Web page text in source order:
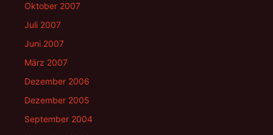
Oktober 2007
Juli 2007
Juni 2007
März 2007
Dezember 2006
Dezember 2005
September 2004